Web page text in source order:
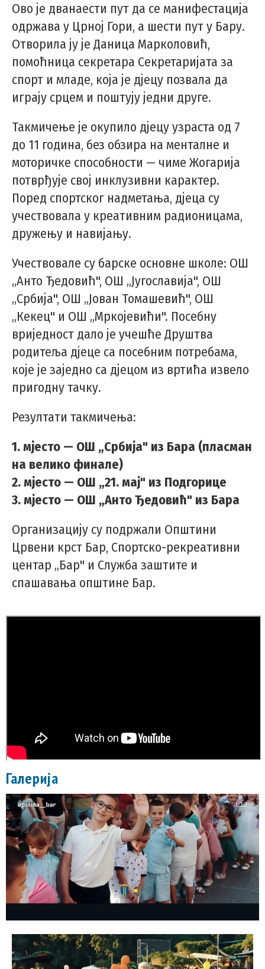
Ово је дванаести пут да се манифестација
одржава у Црној Гори, а шести пут у Бару.
Отворила ју је Даница Марколовић,
помоћница секретара Секретаријата за
спорт и младе, која је дјецу позвала да
играју срцем и поштују једни друге.
Такмичење је окупило дјецу узраста од 7
до 11 година, без обзира на менталне и
моторичке способности — чиме Жогарија
потврђује свој инклузивни карактер.
Поред спортског надметања, дјеца су
учествовала у креативним радионицама,
дружењу и навијању.
Учествовале су барске основне школе: ОШ
„Анто Ђедовић", ОШ „Југославија", ОШ
„Србија", ОШ „Јован Томашевић", ОШ
„Кекец" и ОШ „Мркојевићи". Посебну
вриједност дало је учешће Друштва
родитеља дјеце са посебним потребама,
које је заједно са дјецом из вртића извело
пригодну тачку.
Резултати такмичења:
1. мјесто — ОШ „Србија" из Бара (пласман
на велико финале)
2. мјесто — ОШ „21. мај" из Подгорице
3. мјесто — ОШ „Анто Ђедовић" из Бара
Организацију су подржали Општини
Црвени крст Бар, Спортско-рекреативни
центар „Бар" и Служба заштите и
спашавања општине Бар.
Галерија